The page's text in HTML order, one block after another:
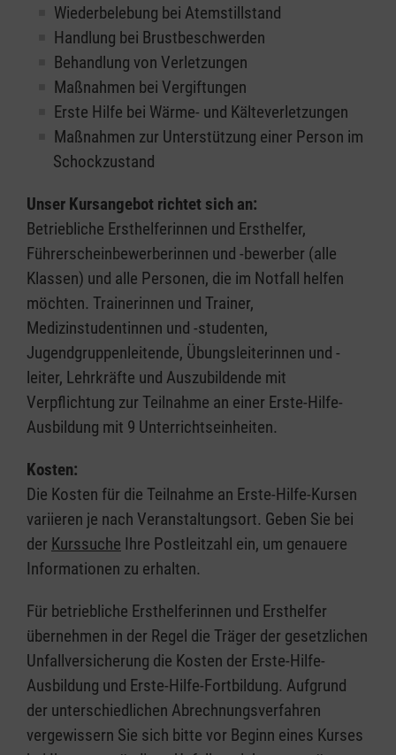
Wiederbelebung bei Atemstillstand
Handlung bei Brustbeschwerden
Behandlung von Verletzungen
Maßnahmen bei Vergiftungen
Erste Hilfe bei Wärme- und Kälteverletzungen
Maßnahmen zur Unterstützung einer Person im
Schockzustand
Unser Kursangebot richtet sich an:
Betriebliche Ersthelferinnen und Ersthelfer,
Führerscheinbewerberinnen und -bewerber (alle
Klassen) und alle Personen, die im Notfall helfen
möchten. Trainerinnen und Trainer,
Medizinstudentinnen und -studenten,
Jugendgruppenleitende, Übungsleiterinnen und -
leiter, Lehrkräfte und Auszubildende mit
Verpflichtung zur Teilnahme an einer Erste-Hilfe-
Ausbildung mit 9 Unterrichtseinheiten.
Kosten:
Die Kosten für die Teilnahme an Erste-Hilfe-Kursen
variieren je nach Veranstaltungsort. Geben Sie bei
der Kurssuche Ihre Postleitzahl ein, um genauere
Informationen zu erhalten.
Für betriebliche Ersthelferinnen und Ersthelfer
übernehmen in der Regel die Träger der gesetzlichen
Unfallversicherung die Kosten der Erste-Hilfe-
Ausbildung und Erste-Hilfe-Fortbildung. Aufgrund
der unterschiedlichen Abrechnungsverfahren
vergewissern Sie sich bitte vor Beginn eines Kurses